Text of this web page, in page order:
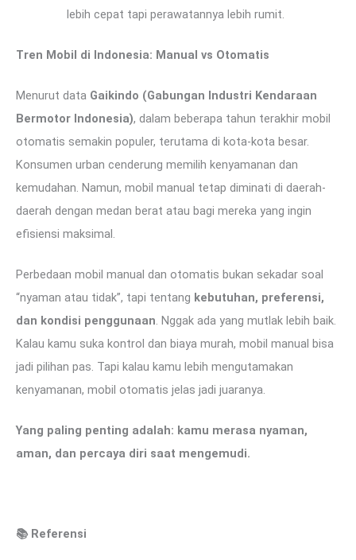
lebih cepat tapi perawatannya lebih rumit.
Tren Mobil di Indonesia: Manual vs Otomatis
Menurut data Gaikindo (Gabungan Industri Kendaraan
Bermotor Indonesia), dalam beberapa tahun terakhir mobil
otomatis semakin populer, terutama di kota-kota besar.
Konsumen urban cenderung memilih kenyamanan dan
kemudahan. Namun, mobil manual tetap diminati di daerah-
daerah dengan medan berat atau bagi mereka yang ingin
efisiensi maksimal.
Perbedaan mobil manual dan otomatis bukan sekadar soal
“nyaman atau tidak”, tapi tentang kebutuhan, preferensi,
dan kondisi penggunaan. Nggak ada yang mutlak lebih baik.
Kalau kamu suka kontrol dan biaya murah, mobil manual bisa
jadi pilihan pas. Tapi kalau kamu lebih mengutamakan
kenyamanan, mobil otomatis jelas jadi juaranya.
Yang paling penting adalah: kamu merasa nyaman,
aman, dan percaya diri saat mengemudi.
📚 Referensi